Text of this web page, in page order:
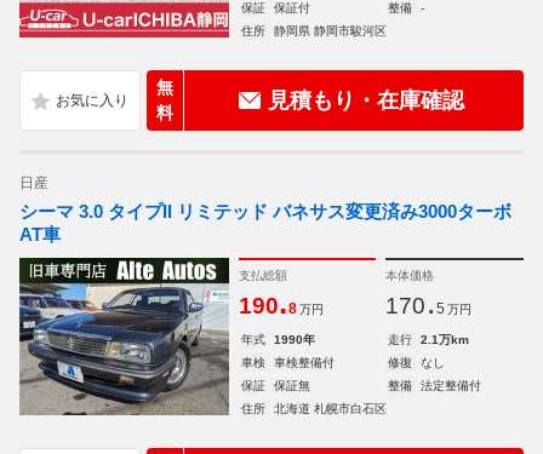
保証
保証付 整備
-
住所
静岡県 静岡市駿河区
無
料
見積もり・在庫確認
日産
シーマ 3.0 タイプII リミテッド バネサス変更済み3000ターボ
AT車
支払総額
190.8 万円
本体価格
170. 5 万円
年式 1990年 走行
2.1万km
車検
車検整備付 修復
なし
保証
保証無 整備
法定整備付
住所
北海道 札幌市白石区